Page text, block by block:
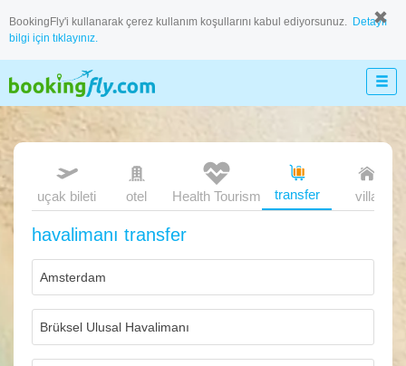
BookingFly'i kullanarak çerez kullanım koşullarını kabul ediyorsunuz. Detaylı
bilgi için tıklayınız.
uçak bileti otel transfer villa
Health Tourism
havalimanı transfer